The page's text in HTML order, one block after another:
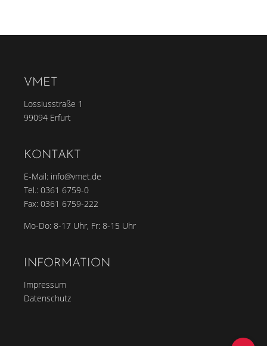
VMET
Lossiusstraße 1
99094 Erfurt
KONTAKT
E-Mail: info@vmet.de
Tel.: 0361 6759-0
Fax: 0361 6759-222
Mo-Do: 8-17 Uhr, Fr: 8-15 Uhr
INFORMATION
Impressum
Datenschutz